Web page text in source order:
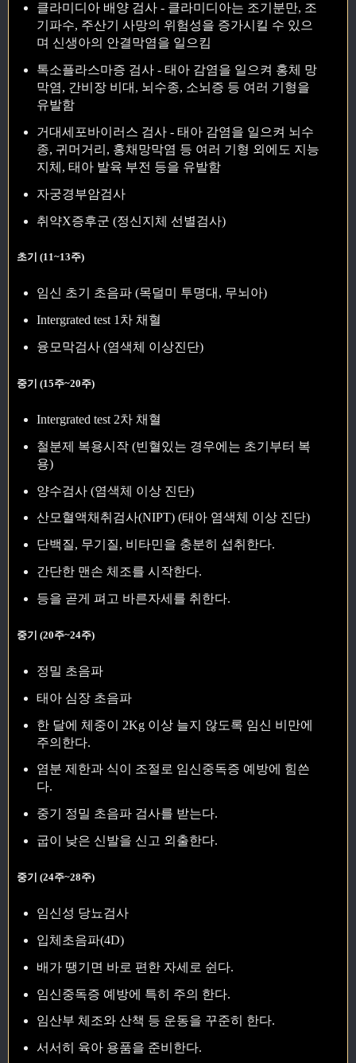
클라미디아 배양 검사 - 클라미디아는 조기분만, 조
기파수, 주산기 사망의 위험성을 증가시킬 수 있으
며 신생아의 안결막염을 일으킴
톡소플라스마증 검사 - 태아 감염을 일으켜 홍체 망
막염, 간비장 비대, 뇌수종, 소뇌증 등 여러 기형을
유발함
거대세포바이러스 검사 - 태아 감염을 일으켜 뇌수
종, 귀머거리, 홍채망막염 등 여러 기형 외에도 지능
지체, 태아 발육 부전 등을 유발함
자궁경부암검사
취약X증후군 (정신지체 선별검사)
초기 (11~13주)
임신 초기 초음파 (목덜미 투명대, 무뇌아)
Intergrated test 1차 채혈
융모막검사 (염색체 이상진단)
중기 (15주~20주)
Intergrated test 2차 채혈
철분제 복용시작 (빈혈있는 경우에는 초기부터 복
용)
양수검사 (염색체 이상 진단)
산모혈액채취검사(NIPT) (태아 염색체 이상 진단)
단백질, 무기질, 비타민을 충분히 섭취한다.
간단한 맨손 체조를 시작한다.
등을 곧게 펴고 바른자세를 취한다.
중기 (20주~24주)
정밀 초음파
태아 심장 초음파
한 달에 체중이 2Kg 이상 늘지 않도록 임신 비만에
주의한다.
염분 제한과 식이 조절로 임신중독증 예방에 힘쓴
다.
중기 정밀 초음파 검사를 받는다.
굽이 낮은 신발을 신고 외출한다.
중기 (24주~28주)
임신성 당뇨검사
입체초음파(4D)
배가 땡기면 바로 편한 자세로 쉰다.
임신중독증 예방에 특히 주의 한다.
임산부 체조와 산책 등 운동을 꾸준히 한다.
서서히 육아 용품을 준비한다.